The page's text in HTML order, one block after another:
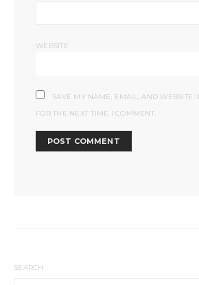
WEBSITE
SAVE MY NAME, EMAIL, AND WEBSITE
FOR THE NEXT TIME I COMMENT.
SEARCH